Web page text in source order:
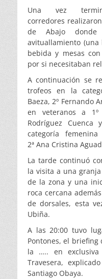
Una vez
corredores
de Abajo
avituallamiento
bebida y mesas
por si necesitaban
A continuación se
trofeos en la
Baeza, 2º Fernando
en veteranos a 1º
Rodríguez
categoría
2ª Ana Cristina
La tarde continuó
la visita a una
de la zona y una
roca cercana
de dorsales, esta
Ubiña.
A las 20:00 tuvo
Pontones, el briefing
la ….. en
Travesera,
Santiago Obaya.